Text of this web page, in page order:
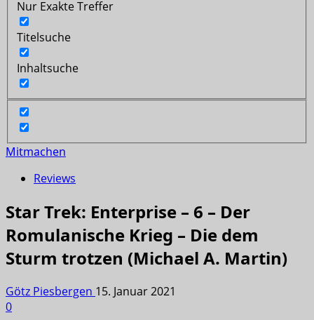
Nur Exakte Treffer
Titelsuche
Inhaltsuche
Mitmachen
Reviews
Star Trek: Enterprise – 6 – Der
Romulanische Krieg – Die dem
Sturm trotzen (Michael A. Martin)
Götz Piesbergen 15. Januar 2021
0